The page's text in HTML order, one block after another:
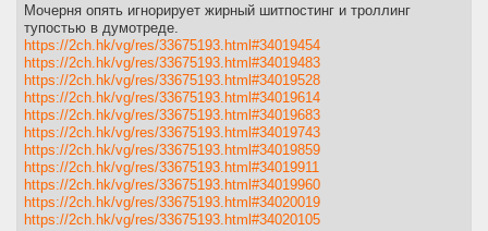
Мочерня опять игнорирует жирный шитпостинг и троллинг
тупостью в думотреде.
https://2ch.hk/vg/res/33675193.html#34019454
https://2ch.hk/vg/res/33675193.html#34019483
https://2ch.hk/vg/res/33675193.html#34019528
https://2ch.hk/vg/res/33675193.html#34019614
https://2ch.hk/vg/res/33675193.html#34019683
https://2ch.hk/vg/res/33675193.html#34019743
https://2ch.hk/vg/res/33675193.html#34019859
https://2ch.hk/vg/res/33675193.html#34019911
https://2ch.hk/vg/res/33675193.html#34019960
https://2ch.hk/vg/res/33675193.html#34020019
https://2ch.hk/vg/res/33675193.html#34020105